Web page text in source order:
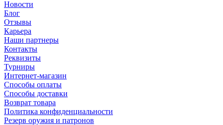
Новости
Блог
Отзывы
Карьера
Наши партнеры
Контакты
Реквизиты
Турниры
Интернет-магазин
Способы оплаты
Способы доставки
Возврат товара
Политика конфиденциальности
Резерв оружия и патронов